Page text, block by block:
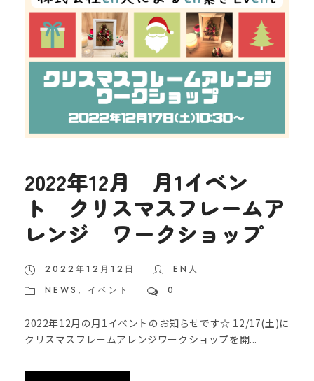
2022年12月 月1イベン
ト クリスマスフレームア
レンジ ワークショップ
2022年12月12日
EN人
NEWS , イベント 0
2022年12月の月1イベントのお知らせです☆ 12/17(土)に
クリスマスフレームアレンジワークショップを開...